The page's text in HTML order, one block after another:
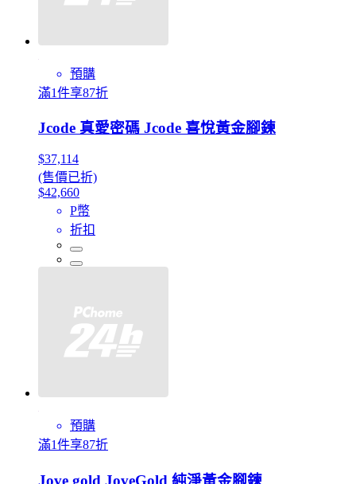
預購
滿1件享87折
Jcode 真愛密碼 Jcode 喜悅黃金腳鍊
$37,114
(售價已折)
$42,660
P幣
折扣
預購
滿1件享87折
Jove gold JoveGold 純淨黃金腳鍊